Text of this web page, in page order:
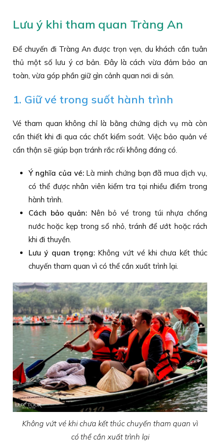
Lưu ý khi tham quan Tràng An
Để chuyến đi Tràng An được trọn vẹn, du khách cần tuân
thủ một số lưu ý cơ bản. Đây là cách vừa đảm bảo an
toàn, vừa góp phần giữ gìn cảnh quan nơi di sản.
1. Giữ vé trong suốt hành trình
Vé tham quan không chỉ là bằng chứng dịch vụ mà còn
cần thiết khi đi qua các chốt kiểm soát. Việc bảo quản vé
cẩn thận sẽ giúp bạn tránh rắc rối không đáng có.
Ý nghĩa của vé:Là minh chứng bạn đã mua dịch vụ,
có thể được nhân viên kiểm tra tại nhiều điểm trong
hành trình.
Cách bảo quản: Nên bỏ vé trong túi nhựa chống
nước hoặc kẹp trong sổ nhỏ, tránh để ướt hoặc rách
khi đi thuyền.
Lưu ý quan trọng:Không vứt vé khi chưa kết thúc
chuyến tham quan vì có thể cần xuất trình lại.
Không vứt vé khi chưa kết thúc chuyến tham quan vì
có thể cần xuất trình lại